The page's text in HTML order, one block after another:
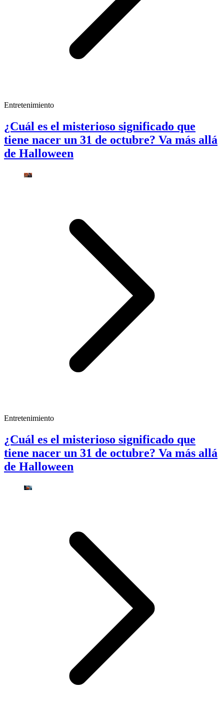
Entretenimiento
¿Cuál es el misterioso significado que
tiene nacer un 31 de octubre? Va más allá
de Halloween
Entretenimiento
¿Cuál es el misterioso significado que
tiene nacer un 31 de octubre? Va más allá
de Halloween